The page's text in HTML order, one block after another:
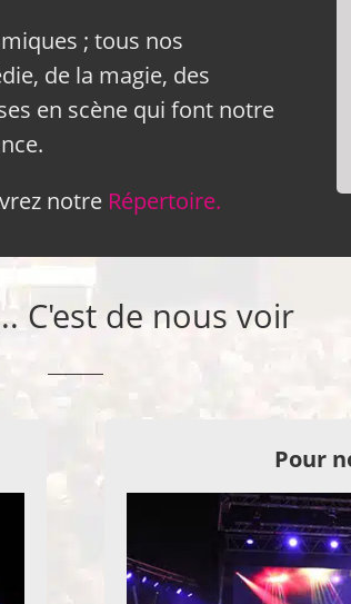
; tous nos
de la magie, des
en scène qui font notre
notre Répertoire.
C'est de nous voir
Pour